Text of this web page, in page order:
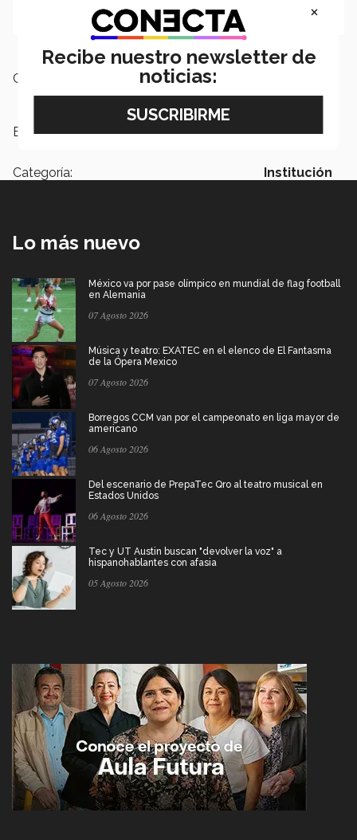
Campus:
Etiquetas: Día del padre
Categoría: Institución
Lo más nuevo
México va por pase olímpico en mundial de flag football
en Alemania
07 Agosto 2026
Música y teatro: EXATEC en el elenco de El Fantasma
de la Ópera Mexico
07 Agosto 2026
Borregos CCM van por el campeonato en liga mayor de
americano
06 Agosto 2026
Del escenario de PrepaTec Qro al teatro musical en
Estados Unidos
06 Agosto 2026
Tec y UT Austin buscan "devolver la voz" a
hispanohablantes con afasia
05 Agosto 2026
×
Recibe nuestro newsletter de
noticias: